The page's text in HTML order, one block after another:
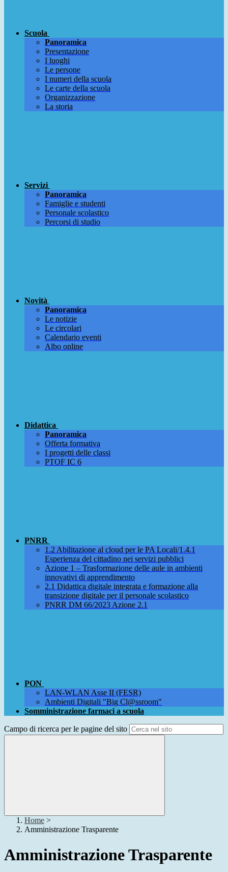
Scuola
Panoramica
Presentazione
I luoghi
Le persone
I numeri della scuola
Le carte della scuola
Organizzazione
La storia
Servizi
Panoramica
Famiglie e studenti
Personale scolastico
Percorsi di studio
Novità
Panoramica
Le notizie
Le circolari
Calendario eventi
Albo online
Didattica
Panoramica
Offerta formativa
I progetti delle classi
PTOF IC 6
PNRR
1.2 Abilitazione al cloud per le PA Locali/1.4.1
Esperienza del cittadino nei servizi pubblici
Azione 1 – Trasformazione delle aule in ambienti
innovativi di apprendimento
2.1 Didattica digitale integrata e formazione alla
transizione digitale per il personale scolastico
PNRR DM 66/2023 Azione 2.1
PON
LAN-WLAN Asse II (FESR)
Ambienti Digitali "Big Cl@ssroom"
Somministrazione farmaci a scuola
Campo di ricerca per le pagine del sito
Home >
Amministrazione Trasparente
Amministrazione Trasparente